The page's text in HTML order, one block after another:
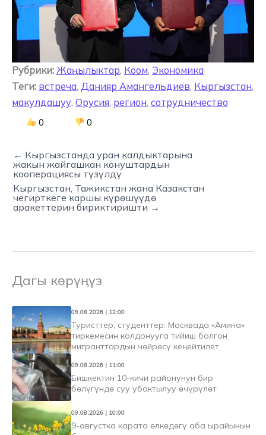
Рубрики: Жаңылыктар, Коом, Экономика
Теги: встреча, Данияр Амангельдиев, Кыргызстан,
макулдашуу, Орусия, регион, сотрудничество
0 0
← Кыргызстанда уран калдыктарына
жакын жайгашкан конуштардын
кооперациясы түзүлдү
Кыргызстан, Тажикстан жана Казакстан
чегирткеге каршы күрөшүүдө
аракеттерин бириктиришти →
Дагы көрүңүз
09.08.2026 | 12:00
Туристтер, студенттер: Москвада «Амина»
тиркемесин колдонууга тийиш болгон
мигранттардын чөйрөсү кеңейтилет
09.08.2026 | 11:00
Бишкектин 10-кичи районунун бир
бөлүгүндө суу убактылуу өчүрүлөт
09.08.2026 | 10:00
9-августка карата өлкөдөгү аба ырайынын